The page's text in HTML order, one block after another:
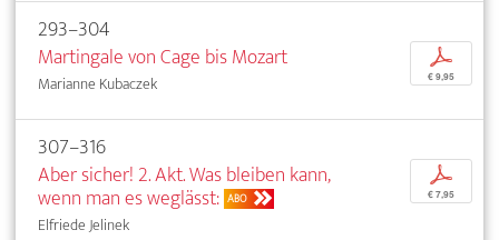
293–304
Martingale von Cage bis Mozart
Marianne Kubaczek
p
€ 9,95
307–316
Aber sicher! 2. Akt. Was bleiben kann,
wenn man es weglässt: ABO
Elfriede Jelinek
p
€ 7,95